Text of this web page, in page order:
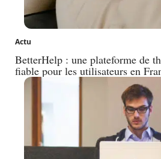
Actu
BetterHelp : une plateforme de
fiable pour les utilisateurs en